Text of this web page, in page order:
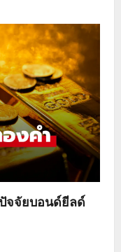
จจัยบอนด์ยีลด์